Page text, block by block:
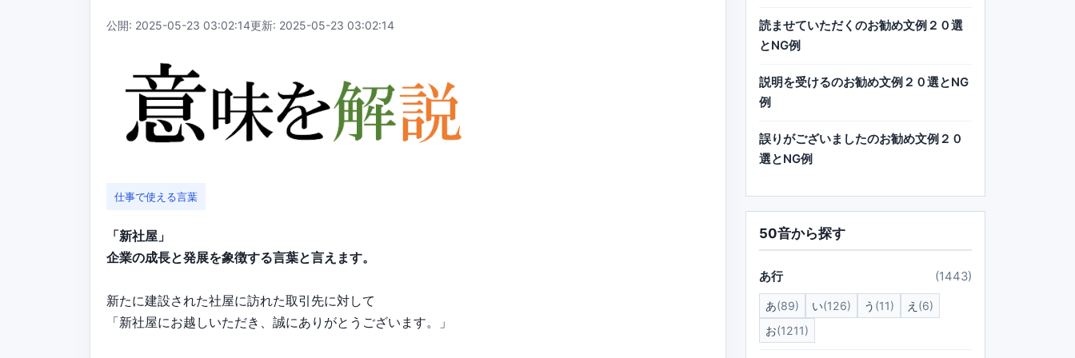
公開: 2025-05-23 03:02:14更新: 2025-05-23 03:02:14
仕事で使える言葉
「新社屋」
企業の成長と発展を象徴する言葉と言えます。
新たに建設された社屋に訪れた取引先に対して
「新社屋にお越しいただき、誠にありがとうございます。」
読ませていただくのお勧め文例２０選
とNG例
説明を受けるのお勧め文例２０選とNG
例
誤りがございましたのお勧め文例２０
選とNG例
50音から探す
あ行 (1443)
あ(89) い(126) う (11) え (6)
お(1211)